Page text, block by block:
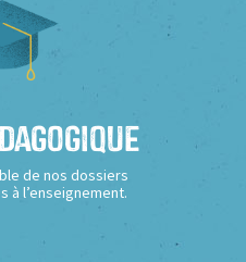
de nos dossiers
à l’enseignement.